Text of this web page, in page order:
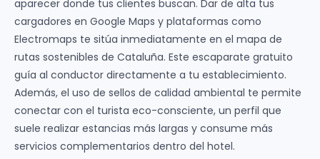
aparecer donde tus clientes buscan. Dar de alta tus
cargadores en Google Maps y plataformas como
Electromaps te sitúa inmediatamente en el mapa de
rutas sostenibles de Cataluña. Este escaparate gratuito
guía al conductor directamente a tu establecimiento.
Además, el uso de sellos de calidad ambiental te permite
conectar con el turista eco-consciente, un perfil que
suele realizar estancias más largas y consume más
servicios complementarios dentro del hotel.